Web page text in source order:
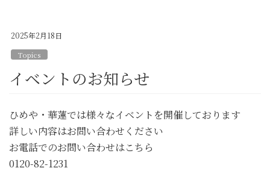
2025年2月18日
Topics
イベントのお知らせ
ひめや・華蓮では様々なイベントを開催しております
詳しい内容はお問い合わせください
お電話でのお問い合わせはこちら
0120-82-1231